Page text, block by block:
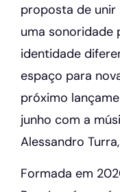
proposta de unir
uma
identidade
espaço para
próximo
junho com a
Alessandro
Formada em